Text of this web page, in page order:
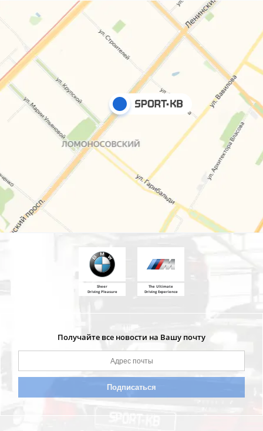
Sheer
Driving Pleasure
The Ultimate
Driving Experience
Получайте все новости на Вашу почту